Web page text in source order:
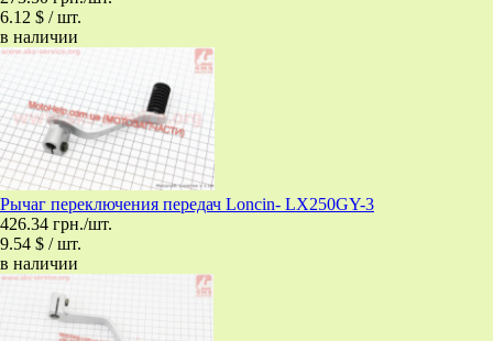
6.12 $ / шт.
в наличии
Рычаг переключения передач Loncin- LX250GY-3
426.34 грн./шт.
9.54 $ / шт.
в наличии